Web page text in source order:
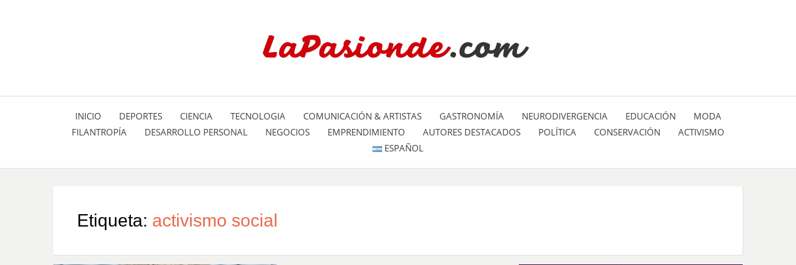
LA PASIÓN DE:
INICIO DEPORTES CIENCIA TECNOLOGIA COMUNICACIÓN & ARTISTAS GASTRONOMÍA NEURODIVERGENCIA EDUCACIÓN
MODA
FILANTROPÍA
DESARROLLO PERSONAL NEGOCIOS EMPRENDIMIENTO AUTORES DESTACADOS POLÍTICA CONSERVACIÓN
ACTIVISMO
ESPAÑOL
Etiqueta: activismo social